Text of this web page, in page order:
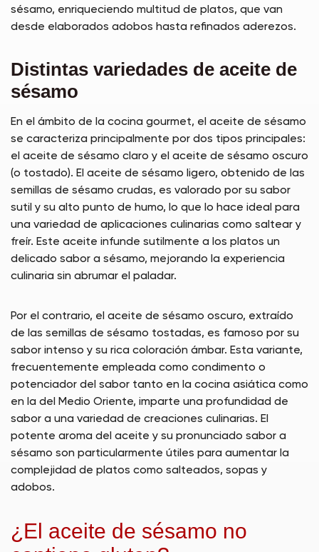
sésamo, enriqueciendo multitud de platos, que van
desde elaborados adobos hasta refinados aderezos.
Distintas variedades de aceite de
sésamo
En el ámbito de la cocina gourmet, el aceite de sésamo
se caracteriza principalmente por dos tipos principales:
el aceite de sésamo claro y el aceite de sésamo oscuro
(o tostado). El aceite de sésamo ligero, obtenido de las
semillas de sésamo crudas, es valorado por su sabor
sutil y su alto punto de humo, lo que lo hace ideal para
una variedad de aplicaciones culinarias como saltear y
freír. Este aceite infunde sutilmente a los platos un
delicado sabor a sésamo, mejorando la experiencia
culinaria sin abrumar el paladar.
Por el contrario, el aceite de sésamo oscuro, extraído
de las semillas de sésamo tostadas, es famoso por su
sabor intenso y su rica coloración ámbar. Esta variante,
frecuentemente empleada como condimento o
potenciador del sabor tanto en la cocina asiática como
en la del Medio Oriente, imparte una profundidad de
sabor a una variedad de creaciones culinarias. El
potente aroma del aceite y su pronunciado sabor a
sésamo son particularmente útiles para aumentar la
complejidad de platos como salteados, sopas y
adobos.
¿El aceite de sésamo no